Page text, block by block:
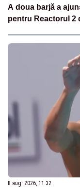
A doua barjă a
pentru Reactorul 2
8 aug. 2026, 11:32